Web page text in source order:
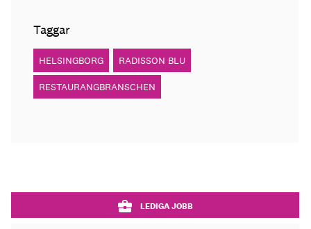
Taggar
HELSINGBORG RADISSON BLU
RESTAURANGBRANSCHEN
LEDIGA JOBB